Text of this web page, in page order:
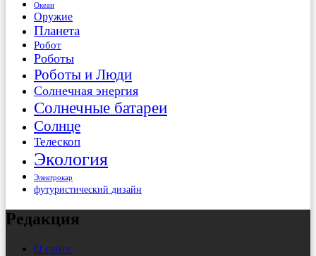
Океан
Оружие
Планета
Робот
Роботы
Роботы и Люди
Солнечная энергия
Солнечные батареи
Солнце
Телескоп
Экология
Электрокар
футуристический дизайн
Редакция
О сайте